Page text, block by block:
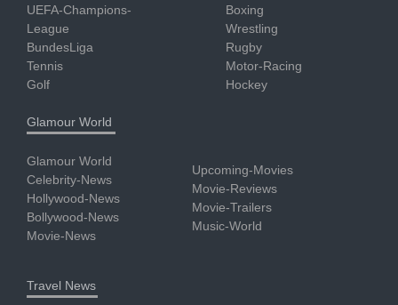
UEFA-Champions-
League
BundesLiga
Tennis
Golf
Boxing
Wrestling
Rugby
Motor-Racing
Hockey
Glamour World
Glamour World
Celebrity-News
Hollywood-News
Bollywood-News
Movie-News
Upcoming-Movies
Movie-Reviews
Movie-Trailers
Music-World
Travel News